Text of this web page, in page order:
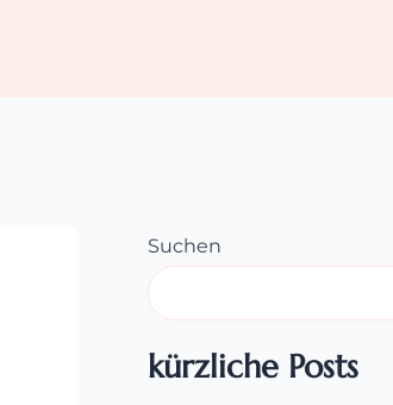
Suchen
kürzliche Posts